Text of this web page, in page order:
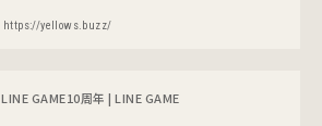
https://yellows.buzz/
LINE GAME10周年 | LINE GAME